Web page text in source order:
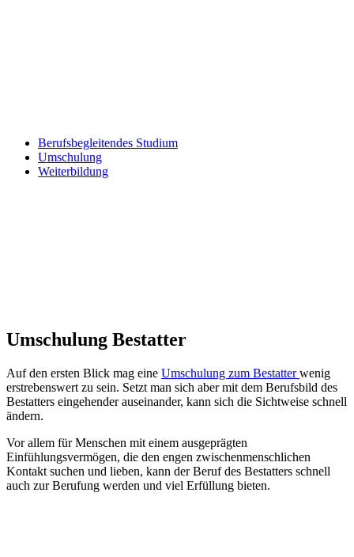
Berufsbegleitendes Studium
Umschulung
Weiterbildung
Umschulung Bestatter
Auf den ersten Blick mag eine Umschulung zum Bestatterwenig
erstrebenswert zu sein. Setzt man sich aber mit dem Berufsbild des
Bestatters eingehender auseinander, kann sich die Sichtweise schnell
ändern.
Vor allem für Menschen mit einem ausgeprägten
Einfühlungsvermögen, die den engen zwischenmenschlichen
Kontakt suchen und lieben, kann der Beruf des Bestatters schnell
auch zur Berufung werden und viel Erfüllung bieten.